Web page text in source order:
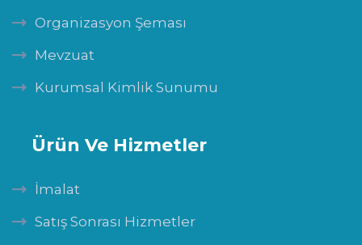
Organizasyon Şeması
Mevzuat
Kurumsal Kimlik Sunumu
Ürün Ve Hizmetler
İmalat
Satış Sonrası Hizmetler